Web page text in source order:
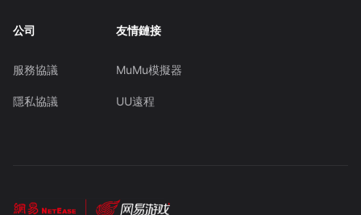
公司
服務協議
隱私協議
友情鏈接
MuMu模擬器
UU遠程